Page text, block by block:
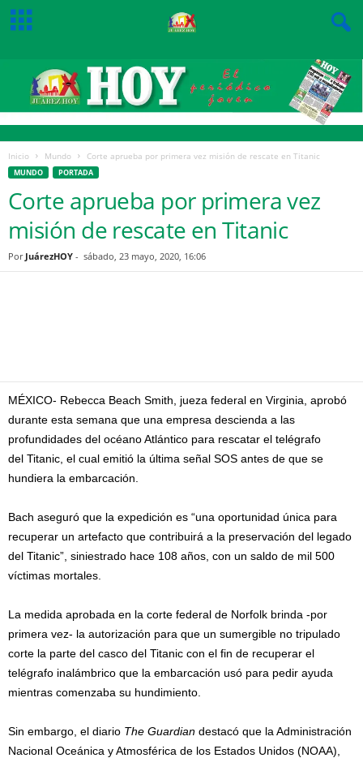
Inicio Mundo Corte aprueba por primera vez misión de rescate en Titanic
MUNDO PORTADA
Corte aprueba por primera vez
misión de rescate en Titanic
Por JuárezHOY - sábado, 23 mayo, 2020, 16:06
MÉXICO- Rebecca Beach Smith, jueza federal en Virginia, aprobó
durante esta semana que una empresa descienda a las
profundidades del océano Atlántico para rescatar el telégrafo
del Titanic, el cual emitió la última señal SOS antes de que se
hundiera la embarcación.
Bach aseguró que la expedición es “una oportunidad única para
recuperar un artefacto que contribuirá a la preservación del legado
del Titanic”, siniestrado hace 108 años, con un saldo de mil 500
víctimas mortales.
La medida aprobada en la corte federal de Norfolk brinda -por
primera vez- la autorización para que un sumergible no tripulado
corte la parte del casco del Titanic con el fin de recuperar el
telégrafo inalámbrico que la embarcación usó para pedir ayuda
mientras comenzaba su hundimiento.
Sin embargo, el diario The Guardian destacó que la Administración
Nacional Oceánica y Atmosférica de los Estados Unidos (NOAA),